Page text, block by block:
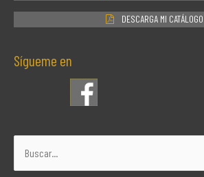
DESCARGA MI CATÁLOGO
Sígueme en
Buscar
por: